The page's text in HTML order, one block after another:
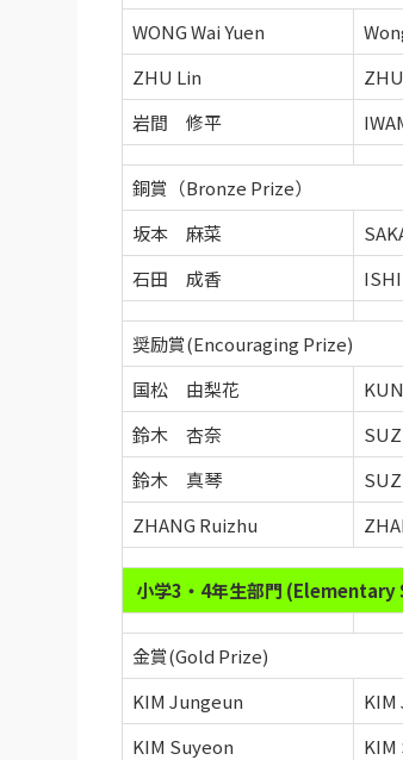
WONG Wai Yuen
ZHU Lin
岩間 修平
銅賞（Bronze Prize）
坂本 麻菜
石田 成香
奨励賞(Encouraging Prize)
国松 由梨花
鈴木 杏奈
鈴木 真琴
ZHANG Ruizhu
小学3・4年生部門
金賞(Gold Prize)
KIM Jungeun
KIM
KIM Suyeon
KIM